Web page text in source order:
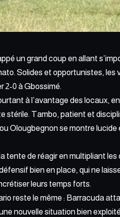
un grand coup en allant
Solides et opportunistes,
2-0 à Gbossimé.
à l’avantage des locaux,
stérile. Tambo, patient et
Olougbegnon se montre lucide
tente de réagir en multipliant
bien en place, qui ne
leurs temps forts.
reste le même : Barracuda
nouvelle situation bien